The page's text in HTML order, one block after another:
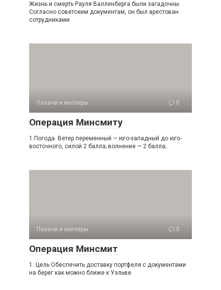
Жизнь и смерть Рауля Валленберга были загадочны.
Согласно советским документам, он был арестован
сотрудниками
Палачи и киллеры 0
Операция Минсмиту
1.Погода. Ветер переменный — юго-западный до юго-
восточного, силой 2 балла; волнение — 2 балла;
Палачи и киллеры 0
Операция Минсмит
1. Цель Обеспечить доставку портфеля с документами
на берег как можно ближе к Уэльве